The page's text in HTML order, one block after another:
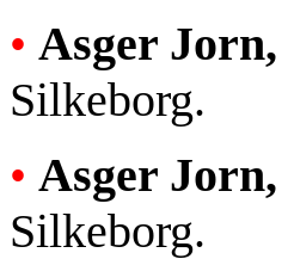
• Asger Jorn,
Silkeborg.
• Asger Jorn,
Silkeborg.